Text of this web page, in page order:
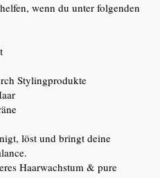
wenn du unter folgenden
Stylingprodukte
löst und bringt deine
Haarwachstum & pure